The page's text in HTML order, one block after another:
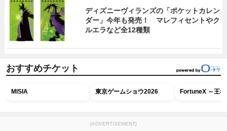
ディズニーヴィランズの「ポケットカレン
ダー」今年も発売！ マレフィセントやク
ルエラなど全12種類
おすすめチケット
MISIA 東京ゲームショウ2026 FortuneX ～王
[ADVERTISEMENT]